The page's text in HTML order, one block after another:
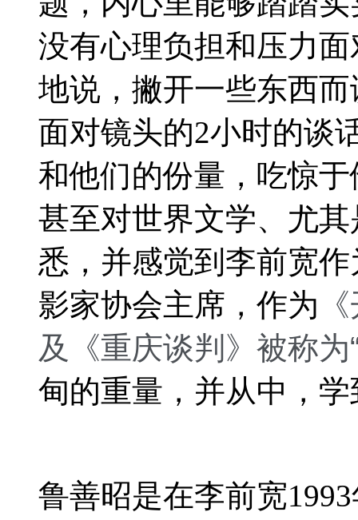
没有心理负担和压力
地说，撇开一些东西
面对镜头的2小时的谈
和他们的份量，吃惊
甚至对世界文学、尤
悉，并感觉到李前宽
影家协会主席，作为
及
《重庆谈判》被称为
甸的重量，并从中，
鲁善昭是在李前宽